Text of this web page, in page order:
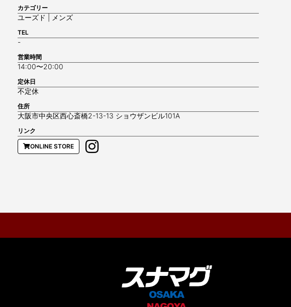
カテゴリー
ユーズド | メンズ
TEL
-
営業時間
14:00〜20:00
定休日
不定休
住所
大阪市中央区西心斎橋2-13-13 ショウザンビル101A
リンク
ONLINE STORE